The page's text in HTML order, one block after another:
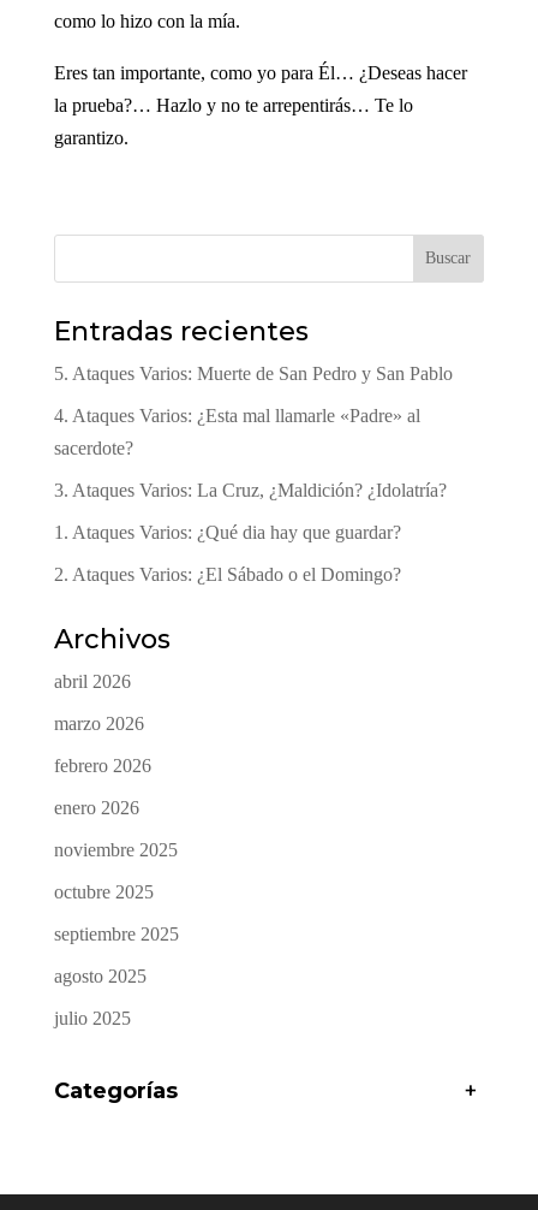
como lo hizo con la mía.
Eres tan importante, como yo para Él… ¿Deseas hacer
la prueba?… Hazlo y no te arrepentirás… Te lo
garantizo.
Buscar
Entradas recientes
5. Ataques Varios: Muerte de San Pedro y San Pablo
4. Ataques Varios: ¿Esta mal llamarle «Padre» al
sacerdote?
3. Ataques Varios: La Cruz, ¿Maldición? ¿Idolatría?
1. Ataques Varios: ¿Qué dia hay que guardar?
2. Ataques Varios: ¿El Sábado o el Domingo?
Archivos
abril 2026
marzo 2026
febrero 2026
enero 2026
noviembre 2025
octubre 2025
septiembre 2025
agosto 2025
julio 2025
Categorías +